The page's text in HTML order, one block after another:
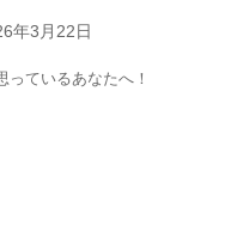
年3月22日
っているあなたへ！